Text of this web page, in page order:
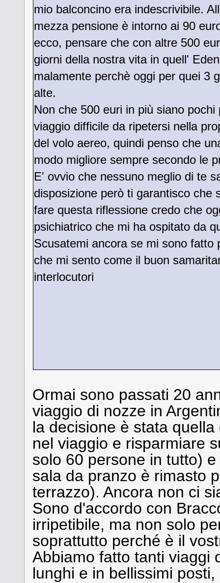
mio balconcino era indescrivibile.
mezza pensione è intorno ai 90
ecco, pensare che con altre 500
giorni della nostra vita in quell'
malamente perchè oggi per quei 3
alte.
Non che 500 euri in più siano
viaggio difficile da ripetersi nella
del volo aereo, quindi penso che
modo migliore sempre secondo le
E' ovvio che nessuno meglio di te
disposizione però ti garantisco che
fare questa riflessione credo che
psichiatrico che mi ha ospitato da
Scusatemi ancora se mi sono fatto
che mi sento come il buon
interlocutori
Ormai sono passati 20
viaggio di nozze in
la decisione è stata
nel viaggio e risparmiare
solo 60 persone in tutto)
sala da pranzo è rimasto
terrazzo). Ancora non ci
Sono d'accordo con
irripetibile, ma non solo
soprattutto perché è il
Abbiamo fatto tanti viaggi
lunghi e in bellissimi